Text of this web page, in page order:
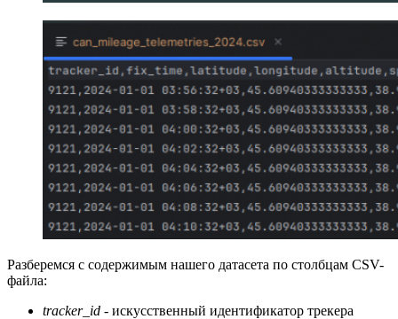
Разберемся с содержимым нашего датасета по столбцам CSV-
файла:
tracker_id - искусственный идентификатор трекера